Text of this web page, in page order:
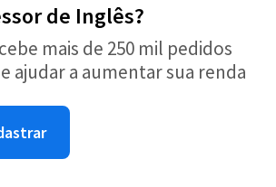
de Inglês?
mais de 250 mil pedidos
ajudar a aumentar sua renda